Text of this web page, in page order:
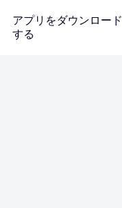
アプリをダウンロード
する